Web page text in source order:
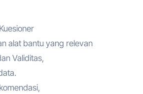
alat bantu yang relevan
Validitas,